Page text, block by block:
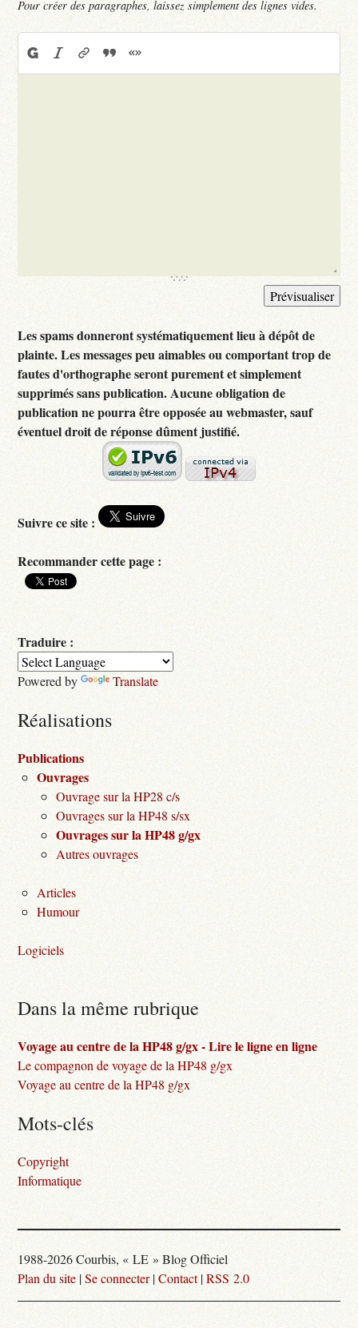
Pour créer des paragraphes, laissez simplement des lignes vides.
Les spams donneront systématiquement lieu à dépôt de
plainte. Les messages peu aimables ou comportant trop de
fautes d'orthographe seront purement et simplement
supprimés sans publication. Aucune obligation de
publication ne pourra être opposée au webmaster, sauf
éventuel droit de réponse dûment justifié.
Suivre ce site :
Recommander cette page :
Traduire :
Powered by Translate
Réalisations
Publications
Ouvrages
Ouvrage sur la HP28 c/s
Ouvrages sur la HP48 s/sx
Ouvrages sur la HP48 g/gx
Autres ouvrages
Articles
Humour
Logiciels
Dans la même rubrique
Voyage au centre de la HP48 g/gx - Lire le ligne en ligne
Le compagnon de voyage de la HP48 g/gx
Voyage au centre de la HP48 g/gx
Mots-clés
Copyright
Informatique
1988-2026 Courbis, « LE » Blog Officiel
Plan du site |Se connecter|Contact|RSS 2.0